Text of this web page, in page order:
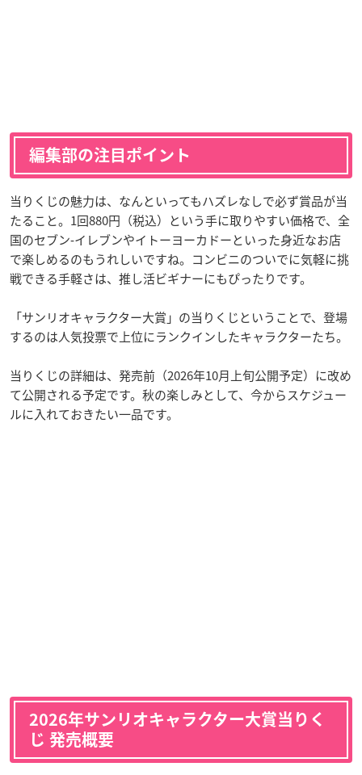
編集部の注目ポイント
当りくじの魅力は、なんといってもハズレなしで必ず賞品が当
たること。1回880円（税込）という手に取りやすい価格で、全
国のセブン‐イレブンやイトーヨーカドーといった身近なお店
で楽しめるのもうれしいですね。コンビニのついでに気軽に挑
戦できる手軽さは、推し活ビギナーにもぴったりです。
「サンリオキャラクター大賞」の当りくじということで、登場
するのは人気投票で上位にランクインしたキャラクターたち。
当りくじの詳細は、発売前（2026年10月上旬公開予定）に改め
て公開される予定です。秋の楽しみとして、今からスケジュー
ルに入れておきたい一品です。
2026年サンリオキャラクター大賞当りく
じ 発売概要